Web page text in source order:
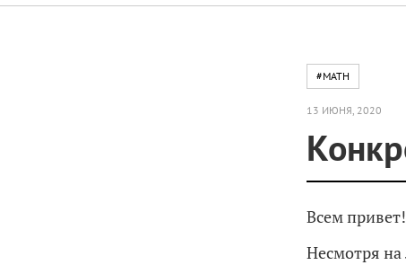
#MATH
13 ИЮНЯ, 2020
Всем привет!
Несмотря